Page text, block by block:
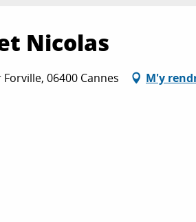
Nicolas
06400 Cannes M'y